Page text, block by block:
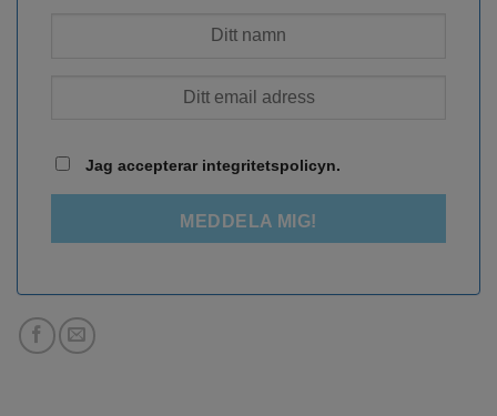
Jag accepterar integritetspolicyn.
MEDDELA MIG!